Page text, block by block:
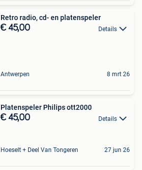
Retro radio, cd- en platenspeler
€ 45,00 Details
Antwerpen 8 mrt 26
Platenspeler Philips ott2000
€ 45,00 Details
Hoeselt + Deel Van Tongeren 27 jun 26